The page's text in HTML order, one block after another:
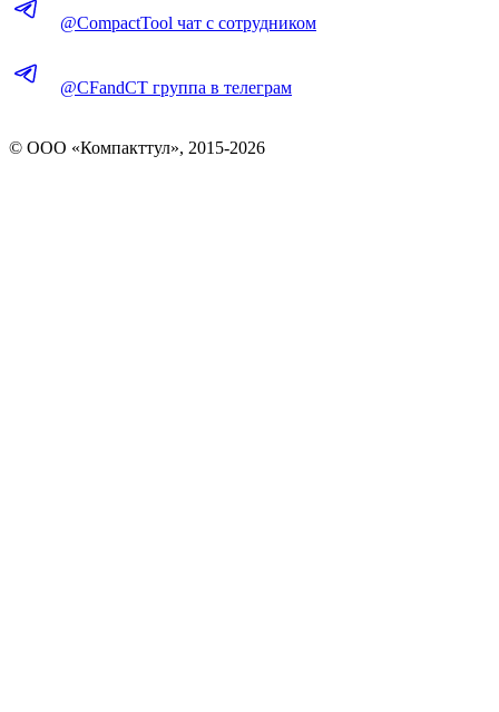
@CompactTool чат с сотрудником
@CFandCT группа в телеграм
© OOO «Компакттул», 2015-2026